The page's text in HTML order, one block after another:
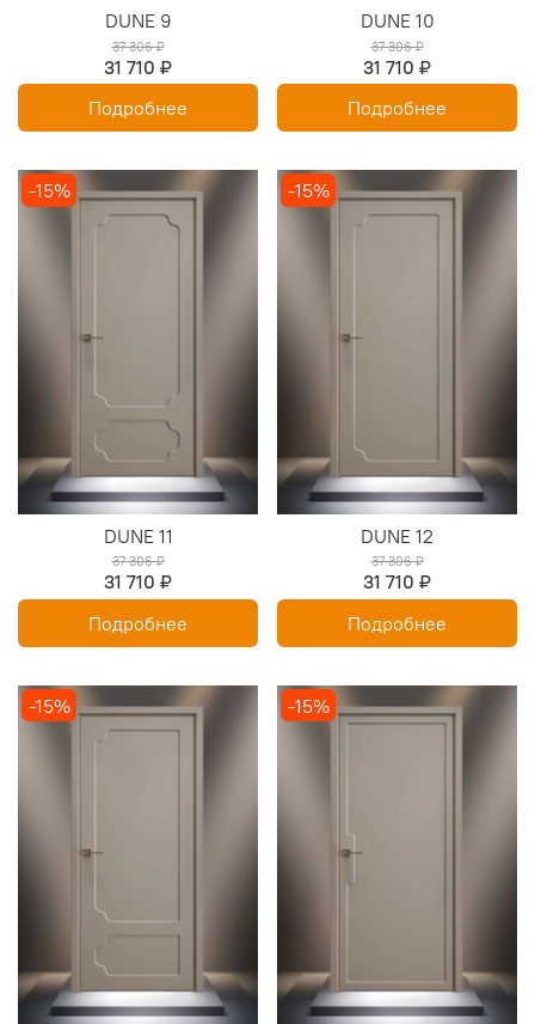
DUNE 9
37 306 ₽
31 710 ₽
Подробнее
DUNE 10
37 306 ₽
31 710 ₽
Подробнее
-15%
DUNE 11
37 306 ₽
31 710 ₽
Подробнее
-15%
DUNE 12
37 306 ₽
31 710 ₽
Подробнее
-15% -15%